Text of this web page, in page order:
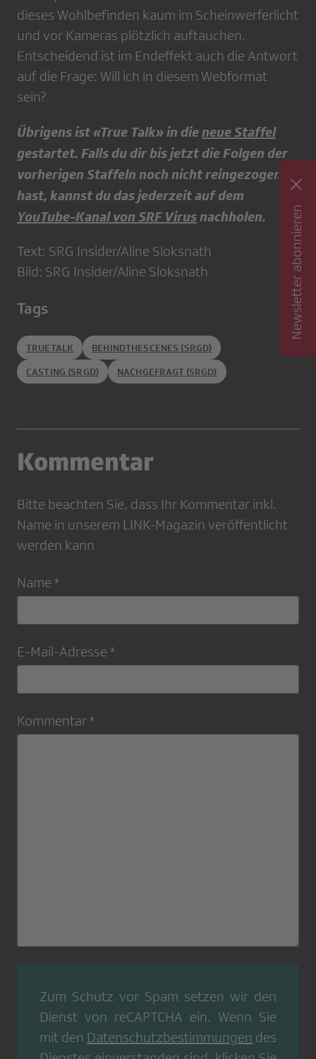
dieses Wohlbefinden kaum im Scheinwerferlicht
und vor Kameras plötzlich auftauchen.
Entscheidend ist im Endeffekt auch die Antwort
auf die Frage: Will ich in diesem Webformat
sein?
Übrigens ist «True Talk» in dieneue Staffel
gestartet. Falls du dir bis jetzt die Folgen der
vorherigen Staffeln noch nicht reingezogen
hast, kannst du das jederzeit auf dem
YouTube-Kanal von SRF Virusnachholen.
Text: SRG Insider/Aline Sloksnath
Bild: SRG Insider/Aline Sloksnath
Tags
TRUETALK BEHINDTHESCENES (SRGD)
CASTING (SRGD) NACHGEFRAGT (SRGD)
Kommentar
Bitte beachten Sie, dass Ihr Kommentar inkl.
Name in unserem LINK-Magazin veröffentlicht
werden kann
Name *
E-Mail-Adresse *
Kommentar *
Zum Schutz vor Spam setzen wir den
Dienst von reCAPTCHA ein. Wenn Sie
mit den Datenschutzbestimmungen des
Newsletter abonnieren